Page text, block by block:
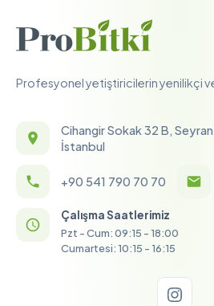
Profesyonel yetiştiricilerin yenilikçi
Cihangir Sokak 32 B,
İstanbul
+90 541 790 70 70
Çalışma Saatlerimiz
Pzt - Cum: 09:15 - 18:00
Cumartesi: 10:15 - 16:15